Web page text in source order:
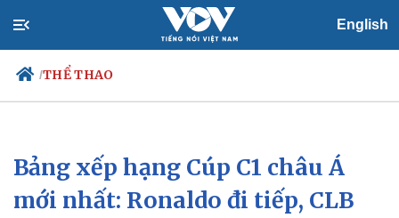
English
/THỂ THAO
Chính trị
Đảng
Tổ chức nhân sự
Xã hội
Tin 24h
Dự báo thời tiết
Bảng xếp hạng Cúp C1 châu Á
mới nhất: Ronaldo đi tiếp, CLB